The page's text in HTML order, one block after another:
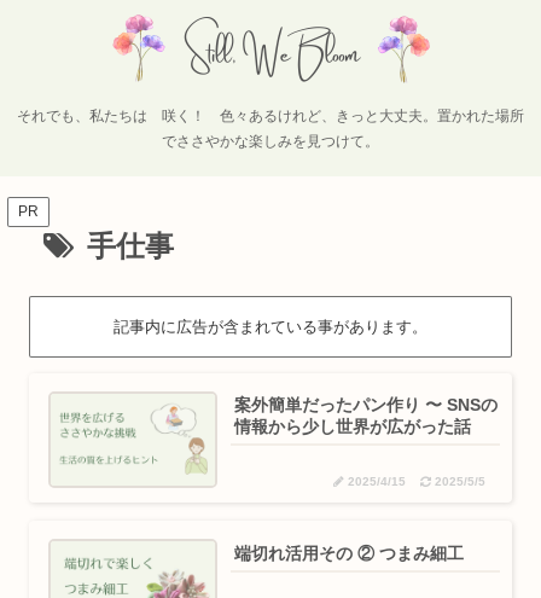
それでも、私たちは 咲く！ 色々あるけれど、きっと大丈夫。置かれた場所
でささやかな楽しみを見つけて。
PR
手仕事
記事内に広告が含まれている事があります。
案外簡単だったパン作り 〜 SNSの
情報から少し世界が広がった話
2025/4/15 2025/5/5
端切れ活用その ② つまみ細工